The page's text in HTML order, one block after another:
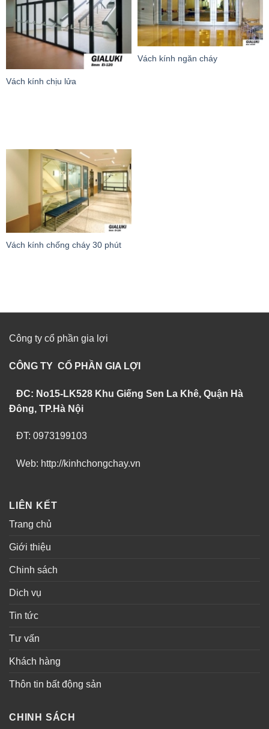
Vách kính chịu lửa
Vách kính ngăn cháy
Vách kính chống cháy 30 phút
Công ty cổ phần gia lợi
CÔNG TY CỔ PHẦN GIA LỢI
ĐC: No15-LK528 Khu Giếng Sen La Khê, Quận Hà
Đông, TP.Hà Nội
ĐT: 0973199103
Web: http://kinhchongchay.vn
LIÊN KẾT
Trang chủ
Giới thiệu
Chinh sách
Dich vụ
Tin tức
Tư vấn
Khách hàng
Thôn tin bất động sản
CHINH SÁCH